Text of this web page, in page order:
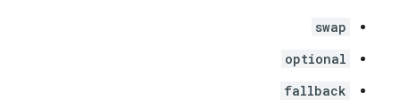
swap
optional
fallback